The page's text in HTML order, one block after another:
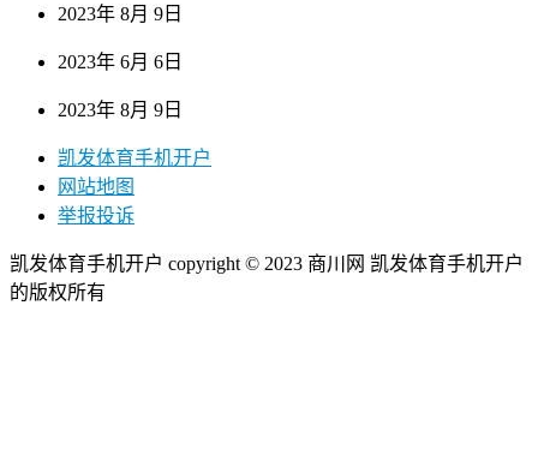
2023年 8月 9日
2023年 6月 6日
2023年 8月 9日
凯发体育手机开户
网站地图
举报投诉
凯发体育手机开户 copyright © 2023 商川网 凯发体育手机开户
的版权所有